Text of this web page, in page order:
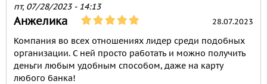
пт, 07/28/2023 - 14:13
Анжелика 28.07.2023
Компания во всех отношениях лидер среди подобных
организации. С ней просто работать и можно получить
деньги любым удобным способом, даже на карту
любого банка!